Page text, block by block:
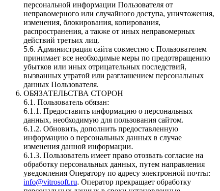
персональной информации Пользователя от
неправомерного или случайного доступа, уничтожения,
изменения, блокирования, копирования,
распространения, а также от иных неправомерных
действий третьих лиц.
5.6. Администрация сайта совместно с Пользователем
принимает все необходимые меры по предотвращению
убытков или иных отрицательных последствий,
вызванных утратой или разглашением персональных
данных Пользователя.
ОБЯЗАТЕЛЬСТВА СТОРОН
6.1. Пользователь обязан:
6.1.1. Предоставить информацию о персональных
данных, необходимую для пользования сайтом.
6.1.2. Обновить, дополнить предоставленную
информацию о персональных данных в случае
изменения данной информации.
6.1.3. Пользователь имеет право отозвать согласие на
обработку персональных данных, путем направления
уведомления Оператору по адресу электронной почты:
info@vitrosoft.ru. Оператор прекращает обработку